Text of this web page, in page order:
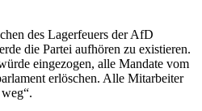
des Lagerfeuers der AfD
die Partei aufhören zu existieren.
eingezogen, alle Mandate vom
erlöschen. Alle Mitarbeiter